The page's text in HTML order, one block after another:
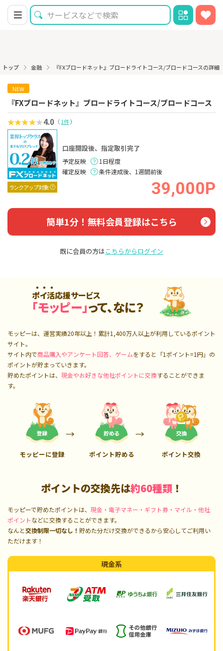
トップ 金融 『FXブロードネット』ブロードライトコース/ブロードコースの詳細
NEW
『FXブロードネット』ブロードライトコース/ブロードコース
4.0 （1件）
ランクアップ対象
口座開設後、指定取引完了
予定反映
1日程度
確定反映
条件達成後、1週間前後
39,000P
簡単1分！無料会員登録はこちら
既に会員の方はこちらからログイン
ポイ活応援サービス
「モッピー」って、なに？
モッピーは、運営実績20年以上！累計1,400万人以上が利用しているポイント
サイト。
サイト内で商品購入やアンケート回答、ゲームをすると「1ポイント=1円」の
ポイントが貯まっていきます。
貯めたポイントは、 現金やお好きな他社ポイントに交換することができま
す。
モッピーに登録 ポイント貯める ポイント交換
ポイントの交換先は約60種類 ！
モッピーで貯めたポイントは、 現金・電子マネー・ギフト券・マイル・他社
ポイントなどに交換することができます。
なんと交換制限一切なし！ 貯めた分だけ交換ができるから安心してご利用い
ただけます！
現金系